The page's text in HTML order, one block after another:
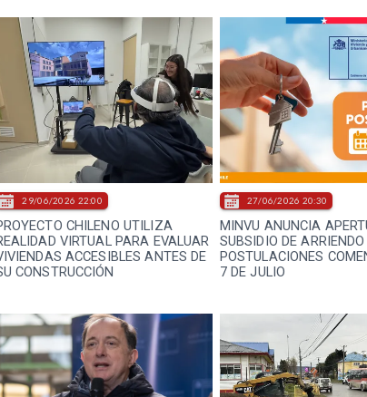
CHILENO UTILIZA
VIRTUAL PARA EVALUAR
ACCESIBLES ANTES DE
CONSTRUCCIÓN
29/06/2026 22:00
MINVU ANUNCIA
SUBSIDIO DE
POSTULACIONES
7 DE JULIO
27/06/2026 20:30